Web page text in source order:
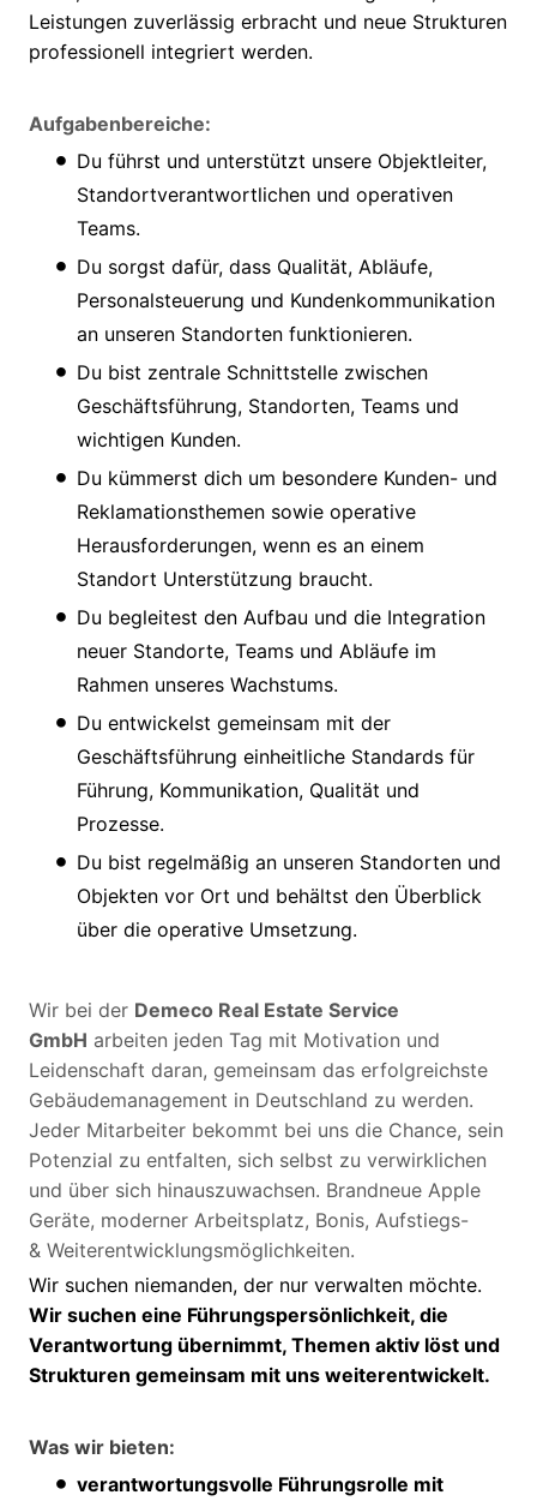
Leistungen zuverlässig erbracht und neue Strukturen
professionell integriert werden.
Aufgabenbereiche:
Du führst und unterstützt unsere Objektleiter,
Standortverantwortlichen und operativen
Teams.
Du sorgst dafür, dass Qualität, Abläufe,
Personalsteuerung und Kundenkommunikation
an unseren Standorten funktionieren.
Du bist zentrale Schnittstelle zwischen
Geschäftsführung, Standorten, Teams und
wichtigen Kunden.
Du kümmerst dich um besondere Kunden- und
Reklamationsthemen sowie operative
Herausforderungen, wenn es an einem
Standort Unterstützung braucht.
Du begleitest den Aufbau und die Integration
neuer Standorte, Teams und Abläufe im
Rahmen unseres Wachstums.
Du entwickelst gemeinsam mit der
Geschäftsführung einheitliche Standards für
Führung, Kommunikation, Qualität und
Prozesse.
Du bist regelmäßig an unseren Standorten und
Objekten vor Ort und behältst den Überblick
über die operative Umsetzung.
Wir bei der Demeco Real Estate Service
GmbH arbeiten jeden Tag mit Motivation und
Leidenschaft daran, gemeinsam das erfolgreichste
Gebäudemanagement in Deutschland zu werden.
Jeder Mitarbeiter bekommt bei uns die Chance, sein
Potenzial zu entfalten, sich selbst zu verwirklichen
und über sich hinauszuwachsen. Brandneue Apple
Geräte, moderner Arbeitsplatz, Bonis, Aufstiegs-
& Weiterentwicklungsmöglichkeiten.
Wir suchen niemanden, der nur verwalten möchte.
Wir suchen eine Führungspersönlichkeit, die
Verantwortung übernimmt, Themen aktiv löst und
Strukturen gemeinsam mit uns weiterentwickelt.
Was wir bieten:
verantwortungsvolle Führungsrolle mit